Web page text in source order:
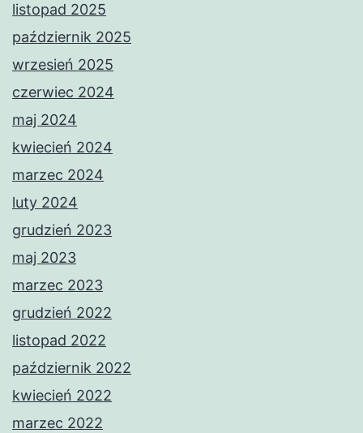
listopad 2025
październik 2025
wrzesień 2025
czerwiec 2024
maj 2024
kwiecień 2024
marzec 2024
luty 2024
grudzień 2023
maj 2023
marzec 2023
grudzień 2022
listopad 2022
październik 2022
kwiecień 2022
marzec 2022